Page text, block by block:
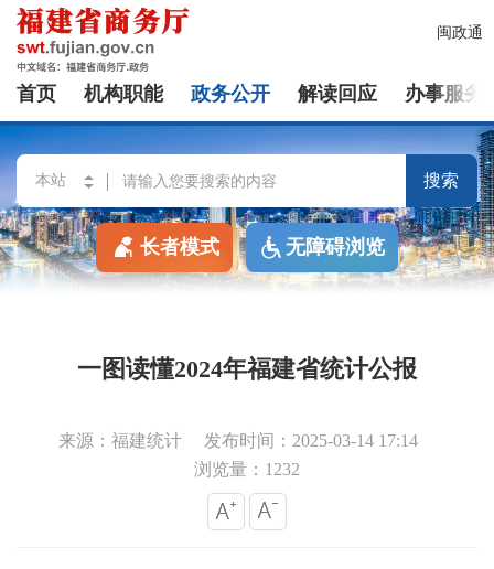
闽政通
首页 机构职能 政务公开 解读回应 办事服务
搜索
长者模式 无障碍浏览
一图读懂2024年福建省统计公报
来源：福建统计
发布时间：2025-03-14 17:14
浏览量：1232